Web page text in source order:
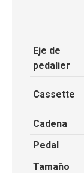
Eje de
pedalier
Cassette
Cadena
Pedal
Tamaño